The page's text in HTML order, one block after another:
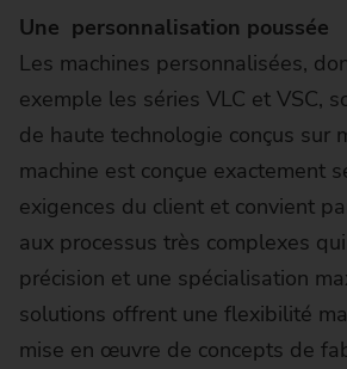
Une personnalisation poussée
Les machines personnalisées,
exemple les séries VLC et VSC,
de haute technologie conçus sur
machine est conçue exactement
exigences du client et convient
aux processus très complexes
précision et une spécialisation
solutions offrent une flexibilité
mise en œuvre de concepts de